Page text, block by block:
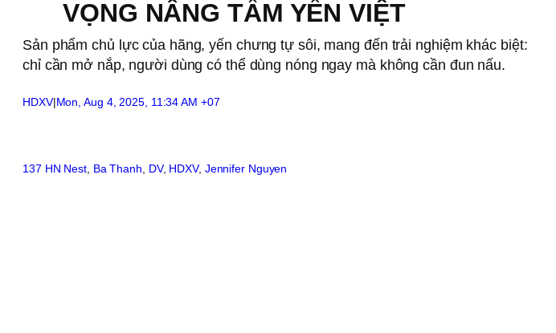
VỌNG NÂNG TẦM YẾN VIỆT
Sản phẩm chủ lực của hãng, yến chưng tự sôi, mang đến trải nghiệm khác biệt:
chỉ cần mở nắp, người dùng có thể dùng nóng ngay mà không cần đun nấu.
HDXV|Mon, Aug 4, 2025, 11:34 AM +07
137 HN Nest, Ba Thanh DV, HDXV, Jennifer Nguyen